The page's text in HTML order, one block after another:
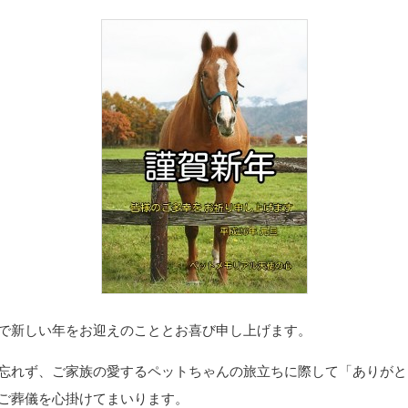
新しい年をお迎えのこととお喜び申し上げます。
れず、ご家族の愛するペットちゃんの旅立ちに際して「ありが
葬儀を心掛けてまいります。